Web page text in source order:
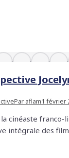
Par aflam1 février
cinéaste franco-
intégrale des